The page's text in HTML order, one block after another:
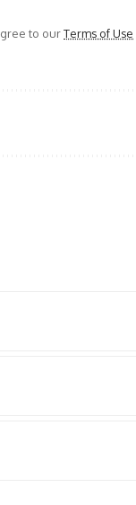
to ourTerms of Use